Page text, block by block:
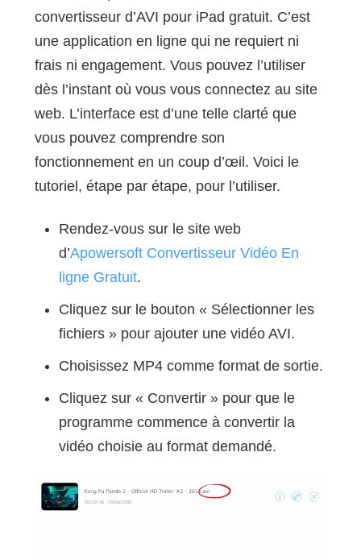
convertisseur d’AVI pour iPad gratuit. C’est
une application en ligne qui ne requiert ni
frais ni engagement. Vous pouvez l’utiliser
dès l’instant où vous vous connectez au site
web. L’interface est d’une telle clarté que
vous pouvez comprendre son
fonctionnement en un coup d’œil. Voici le
tutoriel, étape par étape, pour l’utiliser.
Rendez-vous sur le site web
d’Apowersoft Convertisseur Vidéo En
ligne Gratuit.
Cliquez sur le bouton « Sélectionner les
fichiers » pour ajouter une vidéo AVI.
Choisissez MP4 comme format de sortie.
Cliquez sur « Convertir » pour que le
programme commence à convertir la
vidéo choisie au format demandé.